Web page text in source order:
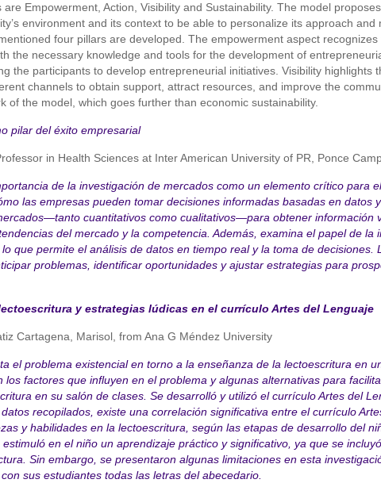
Empowerment, Action, Visibility and Sustainability. The model
environment and its context to be able to personalize its approach and
four pillars are developed. The empowerment aspect
the necessary knowledge and tools for the development of
the participants to develop entrepreneurial initiatives. Visibility highlights
channels to obtain support, attract resources, and improve the
of the model, which goes further than economic sustainability.
pilar del éxito empresarial
in Health Sciences at Inter American University of PR, Ponce
de la investigación de mercados como un elemento crítico para
las empresas pueden tomar decisiones informadas basadas en datos
cuantitativos como cualitativos—para obtener información
del mercado y la competencia. Además, examina el papel de la
que permite el análisis de datos en tiempo real y la toma de decisiones.
problemas, identificar oportunidades y ajustar estrategias para
y estrategias lúdicas en el currículo Artes del Lenguaje
Cartagena, Marisol, from Ana G Méndez University
el problema existencial en torno a la enseñanza de la lectoescritura en
los factores que influyen en el problema y algunas alternativas para
en su salón de clases. Se desarrolló y utilizó el currículo Artes del
recopilados, existe una correlación significativa entre el currículo
y habilidades en la lectoescritura, según las etapas de desarrollo del
en el niño un aprendizaje práctico y significativo, ya que se
Sin embargo, se presentaron algunas limitaciones en esta
sus estudiantes todas las letras del abecedario.